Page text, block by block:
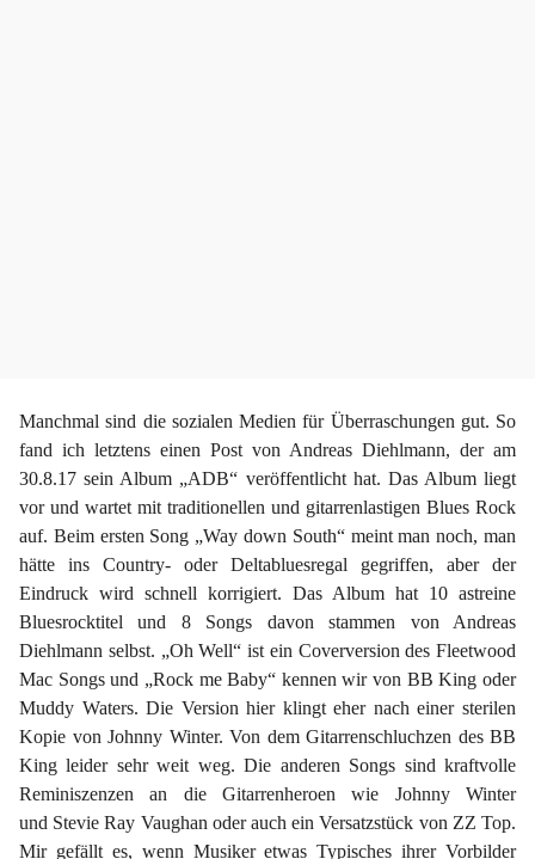
Manchmal sind die sozialen Medien für Überraschungen gut. So
fand ich letztens einen Post von Andreas Diehlmann, der am
30.8.17 sein Album „ADB“ veröffentlicht hat. Das Album liegt
vor und wartet mit traditionellen und gitarrenlastigen Blues Rock
auf. Beim ersten Song „Way down South“ meint man noch, man
hätte ins Country- oder Deltabluesregal gegriffen, aber der
Eindruck wird schnell korrigiert. Das Album hat 10 astreine
Bluesrocktitel und 8 Songs davon stammen von Andreas
Diehlmann selbst. „Oh Well“ ist ein Coverversion des Fleetwood
Mac Songs und „Rock me Baby“ kennen wir von BB King oder
Muddy Waters. Die Version hier klingt eher nach einer sterilen
Kopie von Johnny Winter. Von dem Gitarrenschluchzen des BB
King leider sehr weit weg. Die anderen Songs sind kraftvolle
Reminiszenzen an die Gitarrenheroen wie Johnny Winter
und Stevie Ray Vaughan oder auch ein Versatzstück von ZZ Top.
Mir gefällt es, wenn Musiker etwas Typisches ihrer Vorbilder